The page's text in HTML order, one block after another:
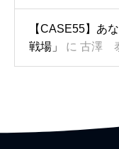
【CASE55】あ
戦場」
に 古澤